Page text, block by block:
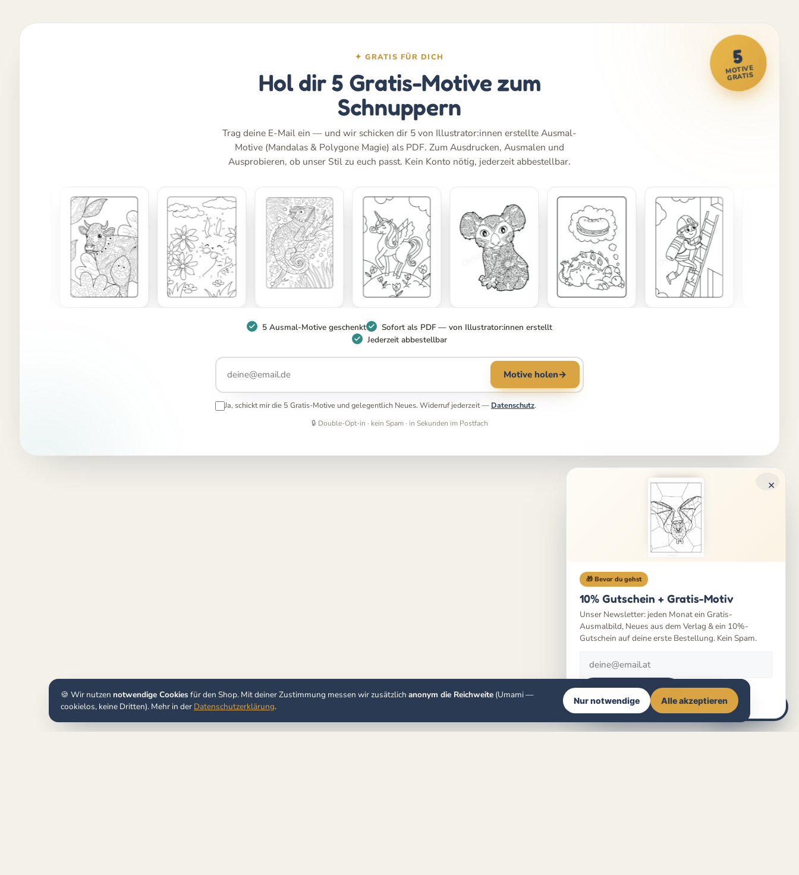
5
MOTIVE
GRATIS
✦ GRATIS FÜR DICH
Hol dir 5 Gratis-Motive zum
Schnuppern
Trag deine E-Mail ein — und wir schicken dir 5 von Illustrator:innen erstellte Ausmal-
Motive (Mandalas & Polygone Magie) als PDF. Zum Ausdrucken, Ausmalen und
Ausprobieren, ob unser Stil zu euch passt. Kein Konto nötig, jederzeit abbestellbar.
5 Ausmal-Motive geschenkt
Sofort als PDF — von Illustrator:innen erstellt
Jederzeit abbestellbar
Motive holen→
Ja, schickt mir die 5 Gratis-Motive und gelegentlich Neues. Widerruf jederzeit — Datenschutz.
🔒 Double-Opt-in · kein Spam · in Sekunden im Postfach
×
🎁 Bevor du gehst
10% Gutschein + Gratis-Motiv
Unser Newsletter: jeden Monat ein Gratis-
Ausmalbild, Neues aus dem Verlag & ein 10%-
Gutschein auf deine erste Bestellung. Kein Spam.
Gratis-Motiv holen
🧭 Buchberater
🍪 Wir nutzen notwendige Cookies für den Shop. Mit deiner Zustimmung messen wir zusätzlich anonym die Reichweite (Umami —
cookielos, keine Dritten). Mehr in der Datenschutzerklärung. Nur notwendige Alle akzeptieren